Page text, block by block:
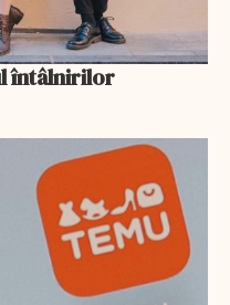
întâlnirilor